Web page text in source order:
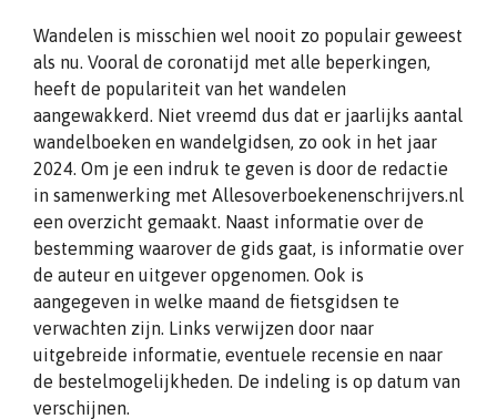
Wandelen is misschien wel nooit zo populair geweest
als nu. Vooral de coronatijd met alle beperkingen,
heeft de populariteit van het wandelen
aangewakkerd. Niet vreemd dus dat er jaarlijks aantal
wandelboeken en wandelgidsen, zo ook in het jaar
2024. Om je een indruk te geven is door de redactie
in samenwerking met Allesoverboekenenschrijvers.nl
een overzicht gemaakt. Naast informatie over de
bestemming waarover de gids gaat, is informatie over
de auteur en uitgever opgenomen. Ook is
aangegeven in welke maand de fietsgidsen te
verwachten zijn. Links verwijzen door naar
uitgebreide informatie, eventuele recensie en naar
de bestelmogelijkheden. De indeling is op datum van
verschijnen.